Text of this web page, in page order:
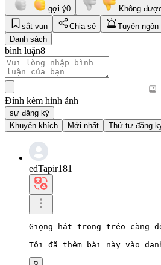
gợi ý0 Không
sắt vụn
Chia sẻ
Tuyên ngôn
Danh sách
bình luận8
Đính kèm hình ảnh
sự đăng ký
Khuyến khích
Mới nhất Thứ tự đăng
edTapir181
Giọng hát trong trẻo càng
Tôi đã thêm bài này vào